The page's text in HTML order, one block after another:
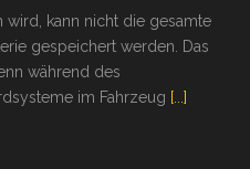
kann nicht die gesamte
gespeichert werden. Das
während des
im Fahrzeug [...]